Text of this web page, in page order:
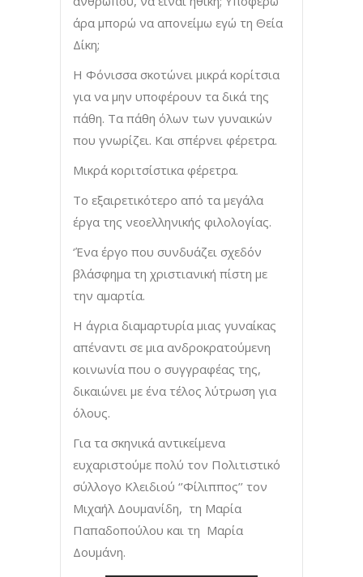
άρα μπορώ να απονείμω εγώ τη Θεία
Δίκη;
Η Φόνισσα σκοτώνει μικρά κορίτσια
για να μην υποφέρουν τα δικά της
πάθη. Τα πάθη όλων των γυναικών
που γνωρίζει. Και σπέρνει φέρετρα.
Μικρά κοριτσίστικα φέρετρα.
Το εξαιρετικότερο από τα μεγάλα
έργα της νεοελληνικής φιλολογίας.
‘Ένα έργο που συνδυάζει σχεδόν
βλάσφημα τη χριστιανική πίστη με
την αμαρτία.
Η άγρια διαμαρτυρία μιας γυναίκας
απέναντι σε μια ανδροκρατούμενη
κοινωνία που ο συγγραφέας της,
δικαιώνει με ένα τέλος λύτρωση για
όλους.
Για τα σκηνικά αντικείμενα
ευχαριστούμε πολύ τον Πολιτιστικό
σύλλογο Κλειδιού ‘’Φίλιππος’’ τον
Μιχαήλ Δουμανίδη, τη Μαρία
Παπαδοπούλου και τη Μαρία
Δουμάνη.